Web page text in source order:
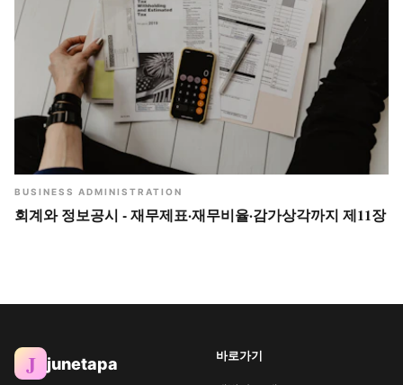
BUSINESS ADMINISTRATION
회계와 정보공시 - 재무제표·재무비율·감가상각까지 제11장
J junetapa 바로가기